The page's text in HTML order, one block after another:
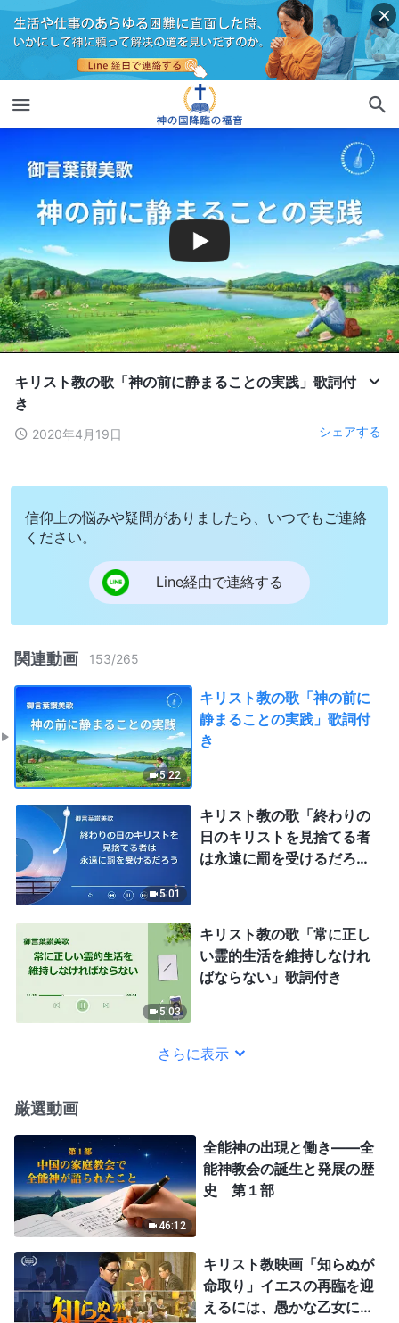
キリスト教の歌「神の前に静まることの実践」歌詞付
き
2020年4月19日 シェアする
信仰上の悩みや疑問がありましたら、いつでもご連絡
ください。
Line経由で連絡する
関連動画 153/265
5:22
キリスト教の歌「神の前に
静まることの実践」歌詞付
き
5:01
キリスト教の歌「終わりの
日のキリストを見捨てる者
は永遠に罰を受けるだろ
5:03
キリスト教の歌「常に正し
い霊的生活を維持しなけれ
ばならない」歌詞付き
さらに表示
厳選動画
46:12
全能神の出現と働き——全
能神教会の誕生と発展の歴
史 第１部
キリスト教映画「知らぬが
命取り」イエスの再臨を迎
えるには、愚かな乙女にな